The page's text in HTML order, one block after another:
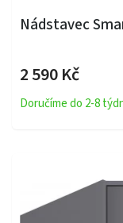
Nádstavec
2 590 Kč
Doručíme do 2-8